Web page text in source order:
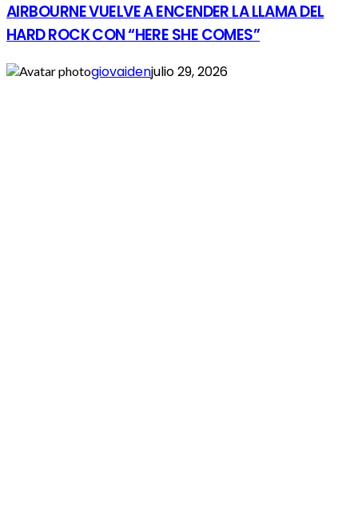
AIRBOURNE VUELVE A ENCENDER LA LLAMA DEL
HARD ROCK CON “HERE SHE COMES”
giovaidenjulio 29, 2026